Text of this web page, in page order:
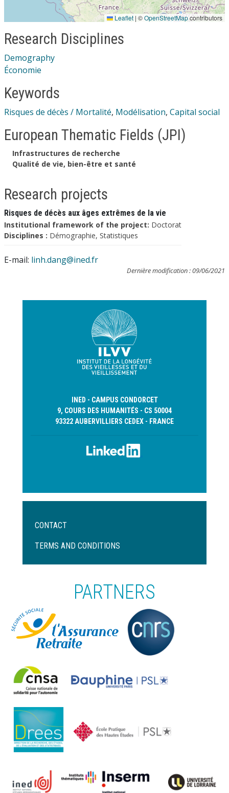
Leaflet | ©OpenStreetMapcontributors
Research Disciplines
Demography
Économie
Keywords
Risques de décès / Mortalité, Modélisation, Capital social
European Thematic Fields (JPI)
Infrastructures de recherche
Qualité de vie, bien-être et santé
Research projects
Risques de décès aux âges extrêmes de la vie
Institutional framework of the project: Doctorat
Disciplines : Démographie, Statistiques
E-mail: linh.dang@ined.fr
Dernière modification : 09/06/2021
INED - CAMPUS CONDORCET
9, COURS DES HUMANITÉS - CS 50004
93322 AUBERVILLIERS CEDEX - FRANCE
Menu
de
CONTACT
TERMS AND CONDITIONS
PARTNERS